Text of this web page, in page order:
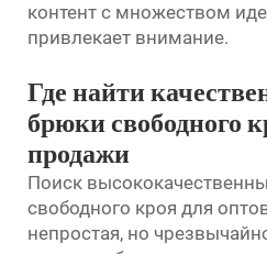
контент с множеством
привлекает внимание.
Где найти
брюки свободного
продажи
Поиск
свободного кроя для
непростая, но